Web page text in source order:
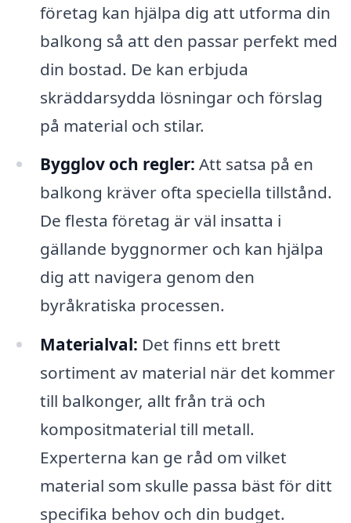
företag kan hjälpa dig att utforma din
balkong så att den passar perfekt med
din bostad. De kan erbjuda
skräddarsydda lösningar och förslag
på material och stilar.
Bygglov och regler: Att satsa på en
balkong kräver ofta speciella tillstånd.
De flesta företag är väl insatta i
gällande byggnormer och kan hjälpa
dig att navigera genom den
byråkratiska processen.
Materialval: Det finns ett brett
sortiment av material när det kommer
till balkonger, allt från trä och
kompositmaterial till metall.
Experterna kan ge råd om vilket
material som skulle passa bäst för ditt
specifika behov och din budget.